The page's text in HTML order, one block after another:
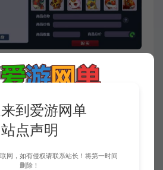
会员下载，请先
退换！请一定确认无误再购买赞
请勿赞助！ 客服QQ：3391007258
到爱游网单
站点声明
网，如有侵权请联系站长！将第一时间
删除！